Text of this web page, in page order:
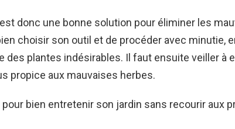
donc une bonne solution pour éliminer les
choisir son outil et de procéder avec minutie,
des plantes indésirables. Il faut ensuite veiller à
propice aux mauvaises herbes.
bien entretenir son jardin sans recourir aux